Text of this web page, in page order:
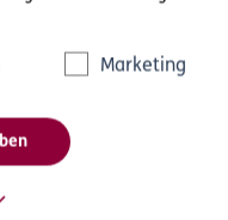
Marketing